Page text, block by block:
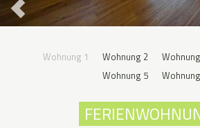
Wohnung 1 Wohnung 2
Wohnung 5